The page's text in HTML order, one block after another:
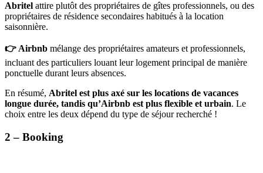
Abritel attire plutôt des propriétaires de gîtes professionnels, ou des
propriétaires de résidence secondaires habitués à la location
saisonnière.
👉 Airbnb mélange des propriétaires amateurs et professionnels,
incluant des particuliers louant leur logement principal de manière
ponctuelle durant leurs absences.
En résumé, Abritel est plus axé sur les locations de vacances
longue durée, tandis qu’Airbnb est plus flexible et urbain. Le
choix entre les deux dépend du type de séjour recherché !
2 – Booking